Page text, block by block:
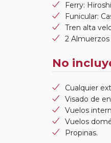
Ferry:
Funicular:
Tren alta
2
No
Cualquier
Visado de
Vuelos
Vuelos
Propinas.